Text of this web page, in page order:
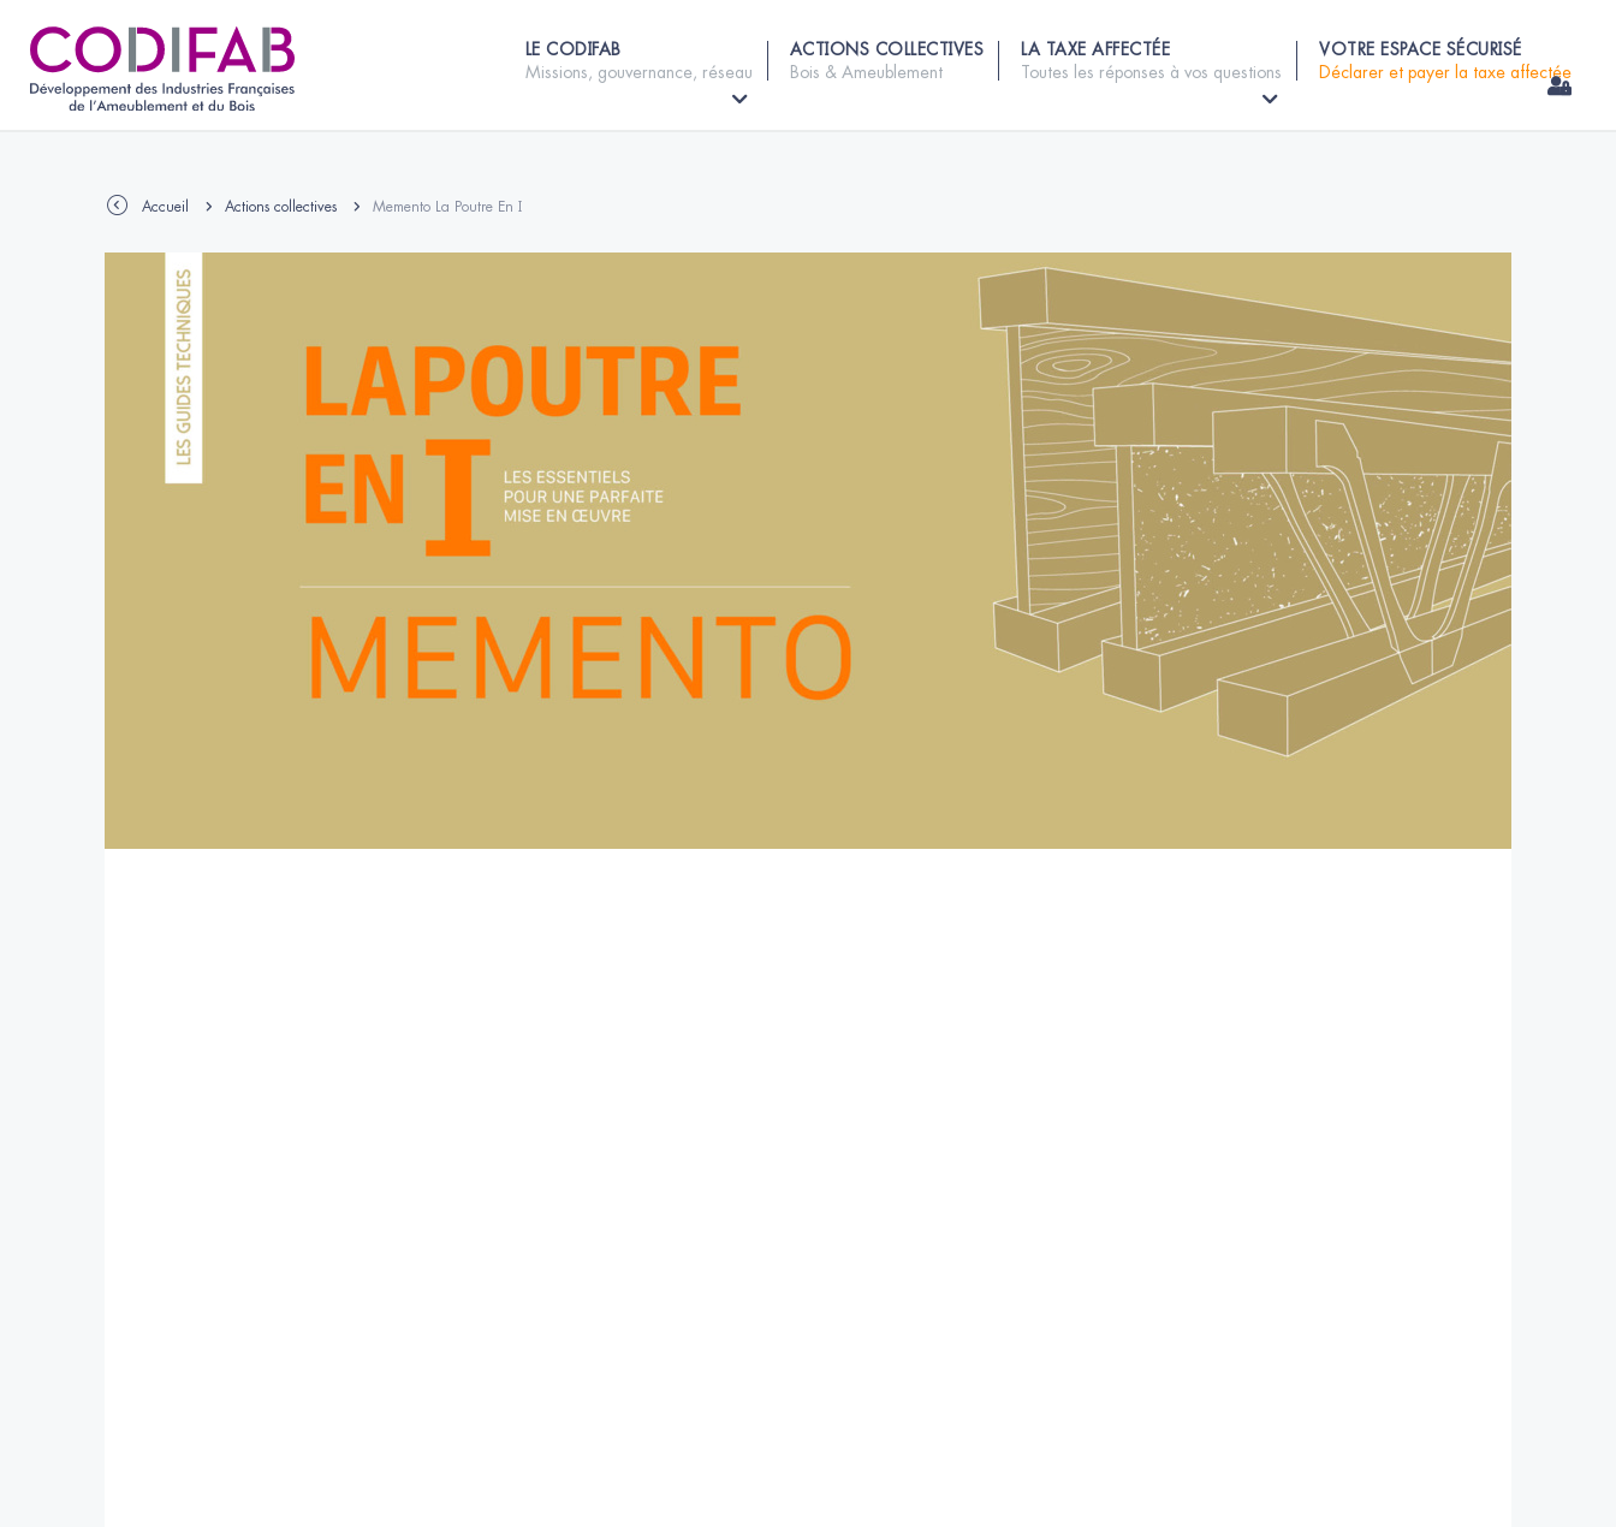
LE CODIFAB
Missions, gouvernance, réseau
ACTIONS COLLECTIVES
Bois & Ameublement
LA TAXE AFFECTÉE
Toutes les réponses à vos questions
VOTRE ESPACE SÉCURISÉ
Déclarer et payer la taxe affectée
Accueil Actions collectives Memento La Poutre En I